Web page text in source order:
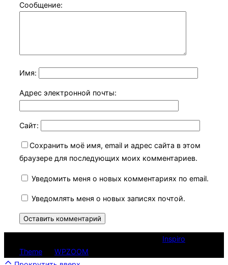
Сообщение:
Имя:
Адрес электронной почты:
Сайт:
Сохранить моё имя, email и адрес сайта в этом
браузере для последующих моих комментариев.
Уведомить меня о новых комментариях по email.
Уведомлять меня о новых записях почтой.
Inspiro
Theme
WPZOOM